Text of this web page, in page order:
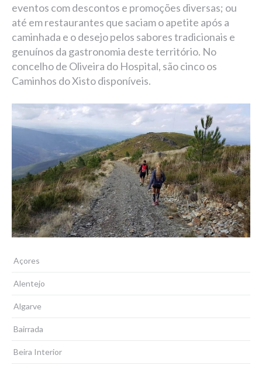
eventos com descontos e promoções diversas; ou
até em restaurantes que saciam o apetite após a
caminhada e o desejo pelos sabores tradicionais e
genuínos da gastronomia deste território. No
concelho de Oliveira do Hospital, são cinco os
Caminhos do Xisto disponíveis.
Açores
Alentejo
Algarve
Bairrada
Beira Interior